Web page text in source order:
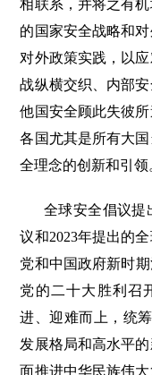
相联系，并将之有
的国家安全战略和
对外政策实践，以
战纵横交织、内部
他国安全顾此失彼
各国尤其是所有大
全理念的创新和引领
全球安全倡议提
议和2023年提出的
党和中国政府新时期
党的二十大胜利召
进、迎难而上，统
发展格局和高水平
面推进中华民族伟